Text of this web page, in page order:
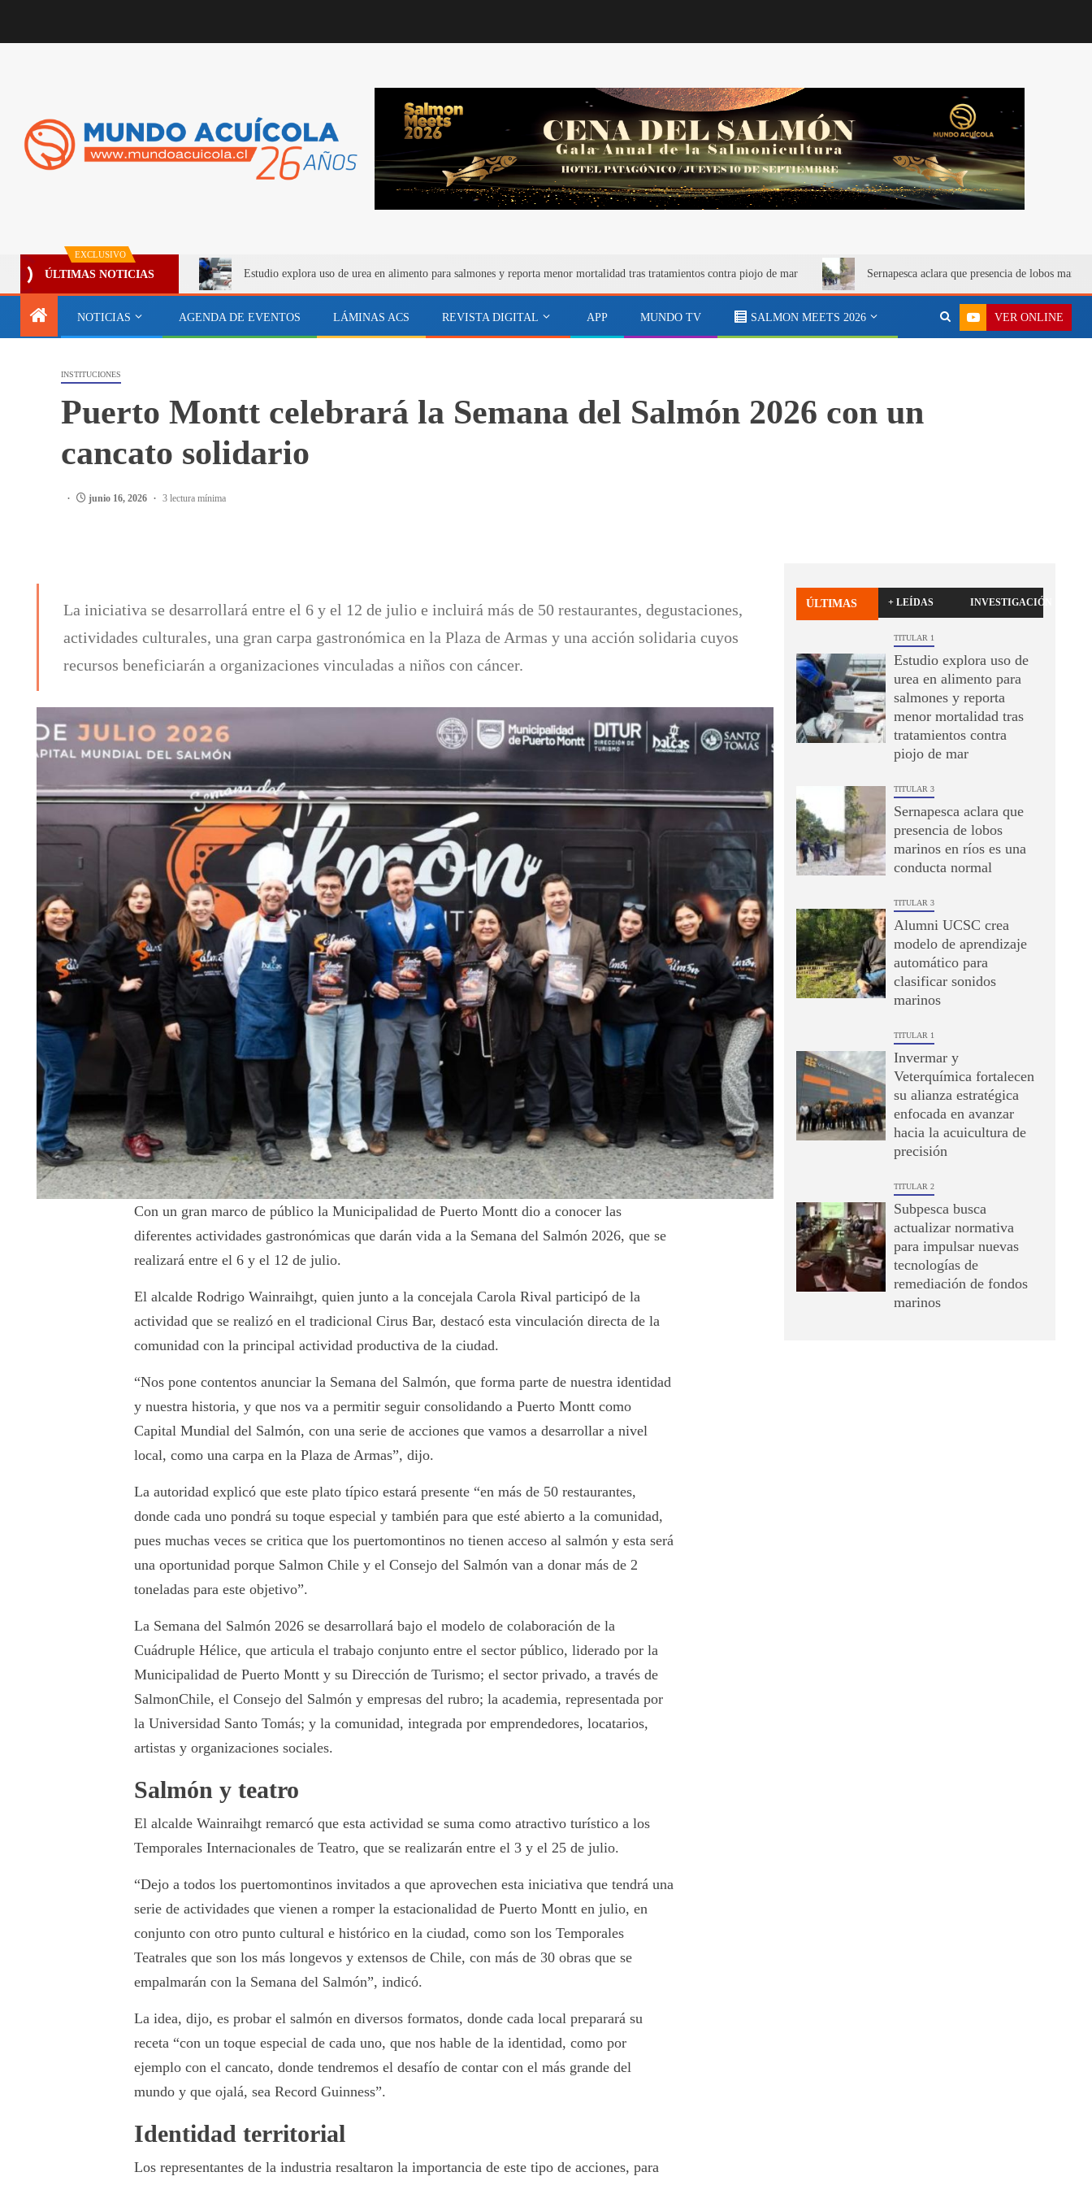
EXCLUSIVO
ÚLTIMAS NOTICIAS Estudio explora uso de urea en alimento para salmones y reporta menor mortalidad tras tratamientos contra piojo de mar Sernapesca aclara que presencia de lobos
NOTICIAS AGENDA DE EVENTOS LÁMINAS ACS REVISTA DIGITAL APP MUNDO TV SALMON MEETS 2026 VER ONLINE
INSTITUCIONES
Puerto Montt celebrará la Semana del Salmón 2026 con un
cancato solidario
junio 16, 2026 3 lectura mínima
La iniciativa se desarrollará entre el 6 y el 12 de julio e incluirá más de 50 restaurantes, degustaciones,
actividades culturales, una gran carpa gastronómica en la Plaza de Armas y una acción solidaria cuyos
recursos beneficiarán a organizaciones vinculadas a niños con cáncer.
Con un gran marco de público la Municipalidad de Puerto Montt dio a conocer las
diferentes actividades gastronómicas que darán vida a la Semana del Salmón 2026, que se
realizará entre el 6 y el 12 de julio.
El alcalde Rodrigo Wainraihgt, quien junto a la concejala Carola Rival participó de la
actividad que se realizó en el tradicional Cirus Bar, destacó esta vinculación directa de la
comunidad con la principal actividad productiva de la ciudad.
“Nos pone contentos anunciar la Semana del Salmón, que forma parte de nuestra identidad
y nuestra historia, y que nos va a permitir seguir consolidando a Puerto Montt como
Capital Mundial del Salmón, con una serie de acciones que vamos a desarrollar a nivel
local, como una carpa en la Plaza de Armas”, dijo.
La autoridad explicó que este plato típico estará presente “en más de 50 restaurantes,
donde cada uno pondrá su toque especial y también para que esté abierto a la comunidad,
pues muchas veces se critica que los puertomontinos no tienen acceso al salmón y esta será
una oportunidad porque Salmon Chile y el Consejo del Salmón van a donar más de 2
toneladas para este objetivo”.
La Semana del Salmón 2026 se desarrollará bajo el modelo de colaboración de la
Cuádruple Hélice, que articula el trabajo conjunto entre el sector público, liderado por la
Municipalidad de Puerto Montt y su Dirección de Turismo; el sector privado, a través de
SalmonChile, el Consejo del Salmón y empresas del rubro; la academia, representada por
la Universidad Santo Tomás; y la comunidad, integrada por emprendedores, locatarios,
artistas y organizaciones sociales.
Salmón y teatro
El alcalde Wainraihgt remarcó que esta actividad se suma como atractivo turístico a los
Temporales Internacionales de Teatro, que se realizarán entre el 3 y el 25 de julio.
“Dejo a todos los puertomontinos invitados a que aprovechen esta iniciativa que tendrá una
serie de actividades que vienen a romper la estacionalidad de Puerto Montt en julio, en
conjunto con otro punto cultural e histórico en la ciudad, como son los Temporales
Teatrales que son los más longevos y extensos de Chile, con más de 30 obras que se
empalmarán con la Semana del Salmón”, indicó.
La idea, dijo, es probar el salmón en diversos formatos, donde cada local preparará su
receta “con un toque especial de cada uno, que nos hable de la identidad, como por
ejemplo con el cancato, donde tendremos el desafío de contar con el más grande del
mundo y que ojalá, sea Record Guinness”.
Identidad territorial
Los representantes de la industria resaltaron la importancia de este tipo de acciones, para
ÚLTIMAS + LEÍDAS INVESTIGACIÓN
TITULAR 1
Estudio explora uso de
urea en alimento para
salmones y reporta
menor mortalidad tras
tratamientos contra
piojo de mar
TITULAR 3
Sernapesca aclara que
presencia de lobos
marinos en ríos es una
conducta normal
TITULAR 3
Alumni UCSC crea
modelo de aprendizaje
automático para
clasificar sonidos
marinos
TITULAR 1
Invermar y
Veterquímica fortalecen
su alianza estratégica
enfocada en avanzar
hacia la acuicultura de
precisión
TITULAR 2
Subpesca busca
actualizar normativa
para impulsar nuevas
tecnologías de
remediación de fondos
marinos